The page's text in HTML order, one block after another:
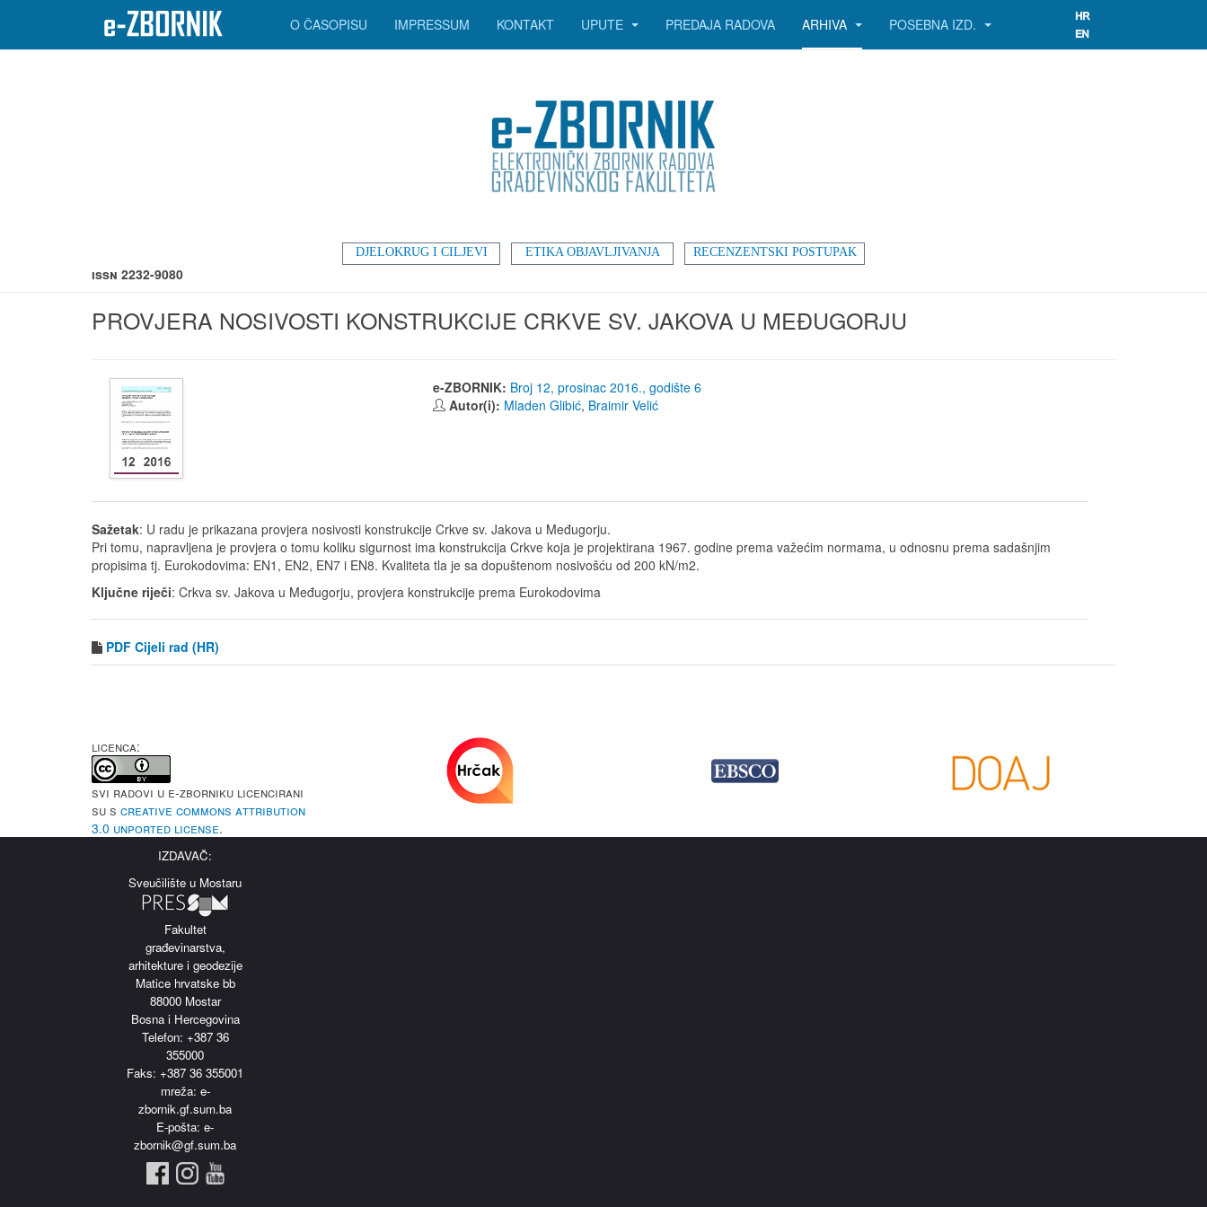
DJELOKRUG I CILJEVI ETIKA OBJAVLJIVANJA RECENZENTSKI POSTUPAK
O ČASOPISU IMPRESSUM KONTAKT UPUTE PREDAJA RADOVA ARHIVA POSEBNA IZD.
ISSN 2232-9080
PROVJERA NOSIVOSTI KONSTRUKCIJE CRKVE SV. JAKOVA U MEĐUGORJU
e-ZBORNIK: Broj 12, prosinac 2016., godište 6
Autor(i): Mladen Glibić, Braimir Velić
Sažetak: U radu je prikazana provjera nosivosti konstrukcije Crkve sv. Jakova u Međugorju.
Pri tomu, napravljena je provjera o tomu koliku sigurnost ima konstrukcija Crkve koja je projektirana 1967. godine prema važećim normama, u odnosnu prema sadašnjim
propisima tj. Eurokodovima: EN1, EN2, EN7 i EN8. Kvaliteta tla je sa dopuštenom nosivošću od 200 kN/m2.
Ključne riječi: Crkva sv. Jakova u Međugorju, provjera konstrukcije prema Eurokodovima
PDF Cijeli rad (HR)
LICENCA:
Svi radovi u e-Zborniku licencirani
su s Creative Commons Attribution
3.0 Unported License.
IZDAVAČ:
Sveučilište u Mostaru
Fakultet
građevinarstva,
arhitekture i geodezije
Matice hrvatske bb
88000 Mostar
Bosna i Hercegovina
Telefon: +387 36
355000
Faks: +387 36 355001
mreža: e-
zbornik.gf.sum.ba
E-pošta: e-
zbornik@gf.sum.ba